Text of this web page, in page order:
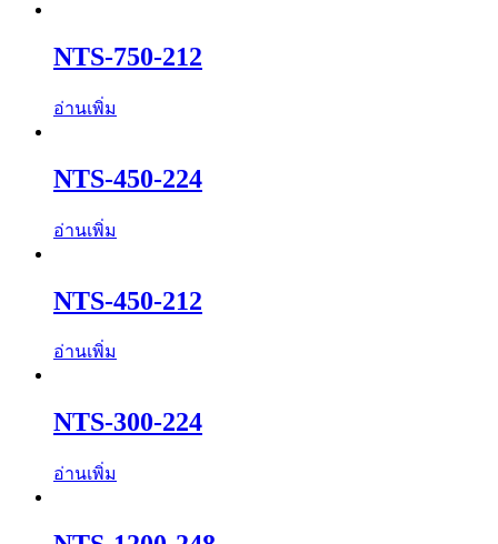
NTS-750-212
อ่านเพิ่ม
NTS-450-224
อ่านเพิ่ม
NTS-450-212
อ่านเพิ่ม
NTS-300-224
อ่านเพิ่ม